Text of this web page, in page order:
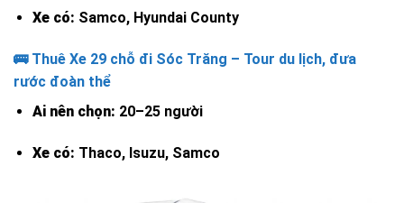
Xe có: Samco, Hyundai County
🚌 Thuê Xe 29 chỗ đi Sóc Trăng – Tour du lịch, đưa
rước đoàn thể
Ai nên chọn: 20–25 người
Xe có: Thaco, Isuzu, Samco